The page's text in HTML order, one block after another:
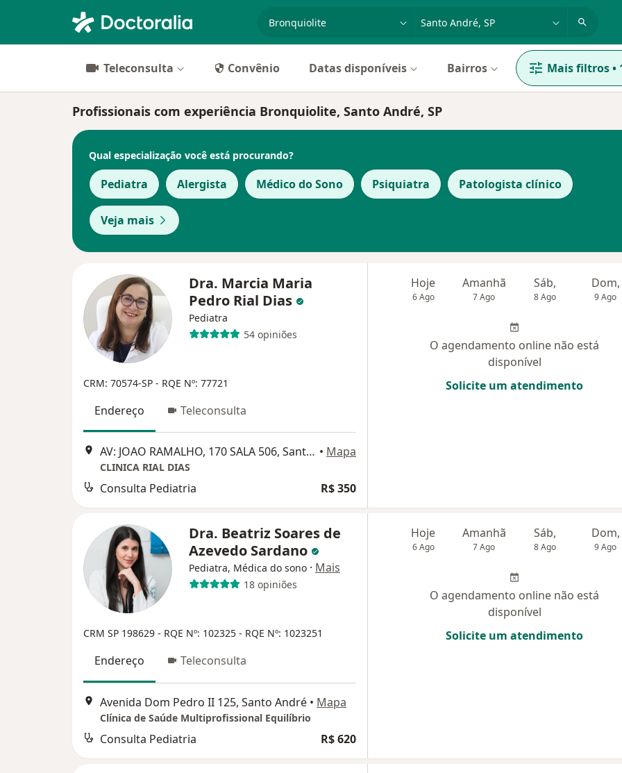
cidade ou região
Teleconsulta Convênio Datas disponíveis Bairros Mais filtros•
Profissionais com experiência Bronquiolite, Santo André, SP
Qual especialização você está procurando?
Pediatra Alergista Médico do Sono Psiquiatra Patologista clínico
Veja mais
Dra. Marcia Maria
Pedro Rial Dias
Pediatra
54 opiniões
CRM: 70574-SP - RQE Nº: 77721
Endereço Teleconsulta
AV: JOAO RAMALHO, 170 SALA 506, Santo André, SP • Mapa
CLINICA RIAL DIAS
Consulta Pediatria R$ 350
Hoje
6 Ago
Amanhã
7 Ago
Sáb,
8 Ago
Dom,
9 Ago
O agendamento online não está
disponível
Solicite um atendimento
Dra. Beatriz Soares de
Azevedo Sardano
Pediatra, Médica do sono · Mais
18 opiniões
CRM SP 198629 - RQE Nº: 102325 - RQE Nº: 1023251
Endereço Teleconsulta
Avenida Dom Pedro II 125, Santo André • Mapa
Clínica de Saúde Multiprofissional Equilíbrio
Consulta Pediatria R$ 620
Hoje
6 Ago
Amanhã
7 Ago
Sáb,
8 Ago
Dom,
9 Ago
O agendamento online não está
disponível
Solicite um atendimento